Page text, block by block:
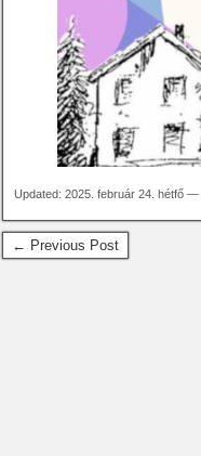
Updated: 2025. február 24. hétfő —
← Previous Post